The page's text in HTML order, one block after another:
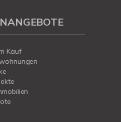
Kauf